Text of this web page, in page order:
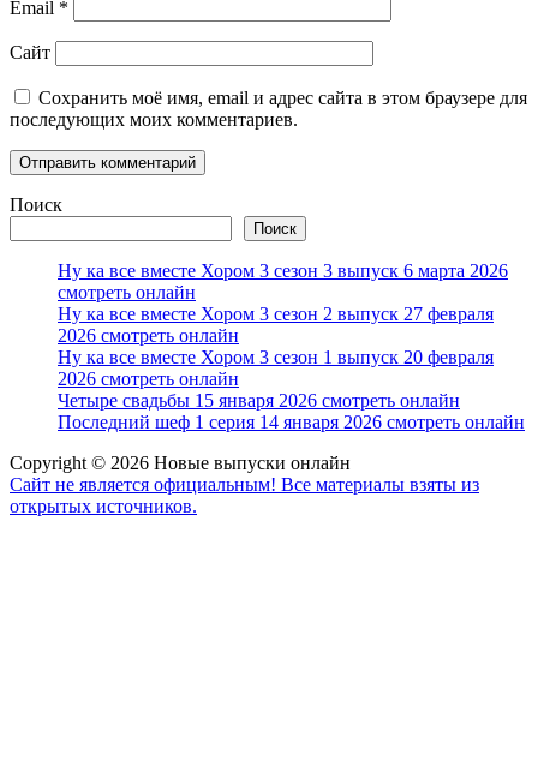
Email *
Сайт
Сохранить моё имя, email и адрес сайта в этом браузере для
последующих моих комментариев.
Поиск
Поиск
Ну ка все вместе Хором 3 сезон 3 выпуск 6 марта 2026
смотреть онлайн
Ну ка все вместе Хором 3 сезон 2 выпуск 27 февраля
2026 смотреть онлайн
Ну ка все вместе Хором 3 сезон 1 выпуск 20 февраля
2026 смотреть онлайн
Четыре свадьбы 15 января 2026 смотреть онлайн
Последний шеф 1 серия 14 января 2026 смотреть онлайн
Copyright © 2026 Новые выпуски онлайн
Сайт не является официальным! Все материалы взяты из
открытых источников.